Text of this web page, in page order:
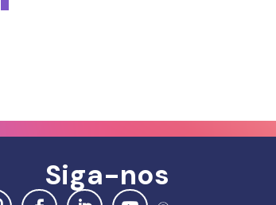
Siga-nos